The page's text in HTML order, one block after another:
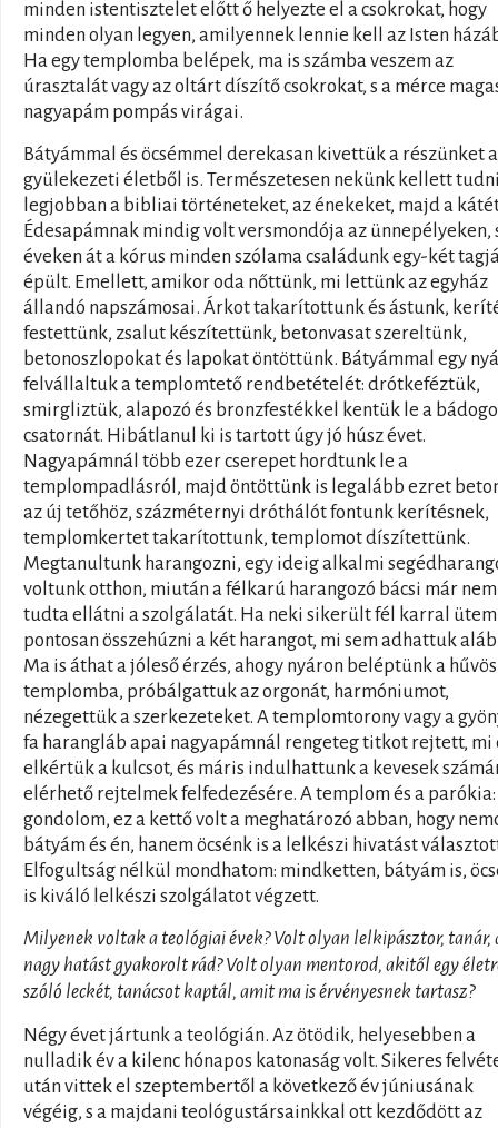
minden istentisztelet előtt ő helyezte el a csokrokat, hogy
minden olyan legyen, amilyennek lennie kell az Isten
Ha egy templomba belépek, ma is számba veszem az
úrasztalát vagy az oltárt díszítő csokrokat, s a mérce
nagyapám pompás virágai.
Bátyámmal és öcsémmel derekasan kivettük a részünket a
gyülekezeti életből is. Természetesen nekünk kellett
legjobban a bibliai történeteket, az énekeket, majd a
Édesapámnak mindig volt versmondója az ünnepélyeken,
éveken át a kórus minden szólama családunk egy-két
épült. Emellett, amikor oda nőttünk, mi lettünk az egyház
állandó napszámosai. Árkot takarítottunk és ástunk,
festettünk, zsalut készítettünk, betonvasat szereltünk,
betonoszlopokat és lapokat öntöttünk. Bátyámmal egy
felvállaltuk a templomtető rendbetételét: drótkeféztük,
smirgliztük, alapozó és bronzfestékkel kentük le a
csatornát. Hibátlanul ki is tartott úgy jó húsz évet.
Nagyapámnál több ezer cserepet hordtunk le a
templompadlásról, majd öntöttünk is legalább ezret
az új tetőhöz, százméternyi dróthálót fontunk kerítésnek,
templomkertet takarítottunk, templomot díszítettünk.
Megtanultunk harangozni, egy ideig alkalmi
voltunk otthon, miután a félkarú harangozó bácsi már nem
tudta ellátni a szolgálatát. Ha neki sikerült fél karral
pontosan összehúzni a két harangot, mi sem adhattuk
Ma is áthat a jóleső érzés, ahogy nyáron beléptünk a hűvös
templomba, próbálgattuk az orgonát, harmóniumot,
nézegettük a szerkezeteket. A templomtorony vagy a
fa harangláb apai nagyapámnál rengeteg titkot rejtett, mi
elkértük a kulcsot, és máris indulhattunk a kevesek
elérhető rejtelmek felfedezésére. A templom és a
gondolom, ez a kettő volt a meghatározó abban, hogy
bátyám és én, hanem öcsénk is a lelkészi hivatást
Elfogultság nélkül mondhatom: mindketten, bátyám is,
is kiváló lelkészi szolgálatot végzett.
Milyenek voltak a teológiai évek? Volt olyan lelkipásztor, tanár,
nagy hatást gyakorolt rád? Volt olyan mentorod, akitől egy
szóló leckét, tanácsot kaptál, amit ma is érvényesnek tartasz?
Négy évet jártunk a teológián. Az ötödik, helyesebben a
nulladik év a kilenc hónapos katonaság volt. Sikeres
után vittek el szeptembertől a következő év júniusának
végéig, s a majdani teológustársainkkal ott kezdődött az